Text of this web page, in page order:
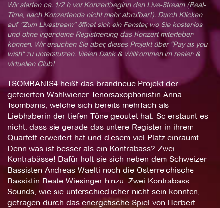
Wir starten ca. 1/2 h vor Konzertbeginn den Live-Stream (Real-
Time, nach Konzertende nicht mehr abrufbar!). Durch Klicken
auf "Zum Livestream" öffnet sich ein Fenster, wo Sie kostenlos
und ohne irgendeine Registrierung das Konzert miterleben
können. Wir ersuchen Sie aber, dieses Projekt über "Pay as you
wish" zu unterstützen. Vielen Dank & Willkommen im realen &
virtuellen Club!
TSOMBANIS4 heißt das brandneue Projekt der
gefeierten Wahlwiener Tenorsaxophonistin Anna
Tsombanis, welche sich bereits mehrfach als
Liebhaberin der tiefen Töne geoutet hat. So erstaunt es
nicht, dass sie gerade das untere Register in ihrem
Quartett erweitert hat und diesem viel Platz einräumt.
Denn was ist besser als ein Kontrabass? Zwei
Kontrabässe! Dafür holt sie sich neben dem Schweizer
Bassisten Andreas Waelti noch die Österreichische
Bassistin Beate Wiesinger hinzu. Zwei Kontrabass-
Sounds, wie sie unterschiedlicher nicht sein könnten,
getragen durch das energetische Spiel von Herbert